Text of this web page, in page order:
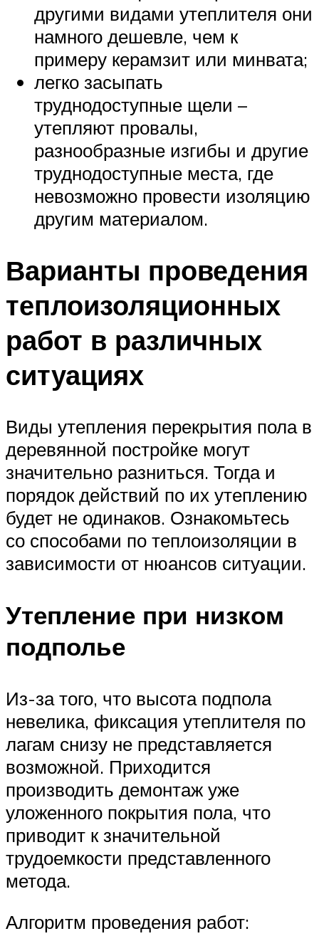
другими видами утеплителя они
намного дешевле, чем к
примеру керамзит или минвата;
легко засыпать
труднодоступные щели –
утепляют провалы,
разнообразные изгибы и другие
труднодоступные места, где
невозможно провести изоляцию
другим материалом.
Варианты проведения
теплоизоляционных
работ в различных
ситуациях
Виды утепления перекрытия пола в
деревянной постройке могут
значительно разниться. Тогда и
порядок действий по их утеплению
будет не одинаков. Ознакомьтесь
со способами по теплоизоляции в
зависимости от нюансов ситуации.
Утепление при низком
подполье
Из-за того, что высота подпола
невелика, фиксация утеплителя по
лагам снизу не представляется
возможной. Приходится
производить демонтаж уже
уложенного покрытия пола, что
приводит к значительной
трудоемкости представленного
метода.
Алгоритм проведения работ: